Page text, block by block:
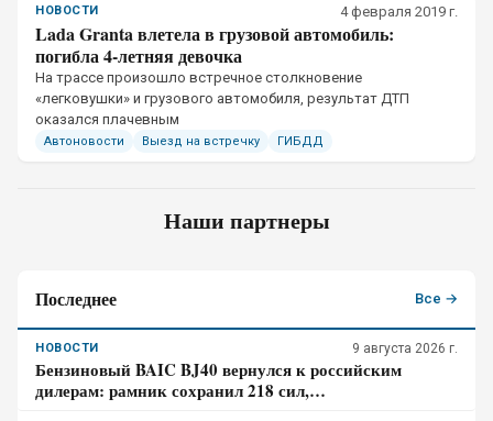
НОВОСТИ 4 февраля 2019 г.
Lada Granta влетела в грузовой автомобиль:
погибла 4-летняя девочка
​На трассе произошло встречное столкновение
«легковушки» и грузового автомобиля, результат ДТП
оказался плачевным
Автоновости Выезд на встречку ГИБДД
Наши партнеры
Последнее Все →
НОВОСТИ 9 августа 2026 г.
Бензиновый BAIC BJ40 вернулся к российским
дилерам: рамник сохранил 218 сил,